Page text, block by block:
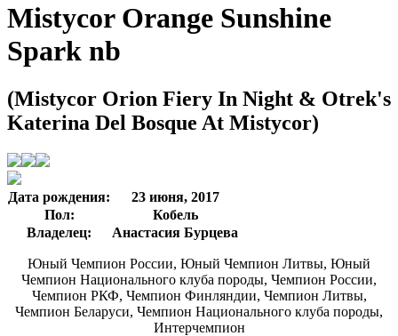
Mistycor Orange Sunshine
Spark nb
(Mistycor Orion Fiery In Night & Otrek's
Katerina Del Bosque At Mistycor)
Дата рождения:
23 июня, 2017
Пол:
Кобель
Владелец:
Анастасия Бурцева
Юный Чемпион России, Юный Чемпион Литвы, Юный
Чемпион Национального клуба породы, Чемпион России,
Чемпион РКФ, Чемпион Финляндии, Чемпион Литвы,
Чемпион Беларуси, Чемпион Национального клуба породы,
Интерчемпион